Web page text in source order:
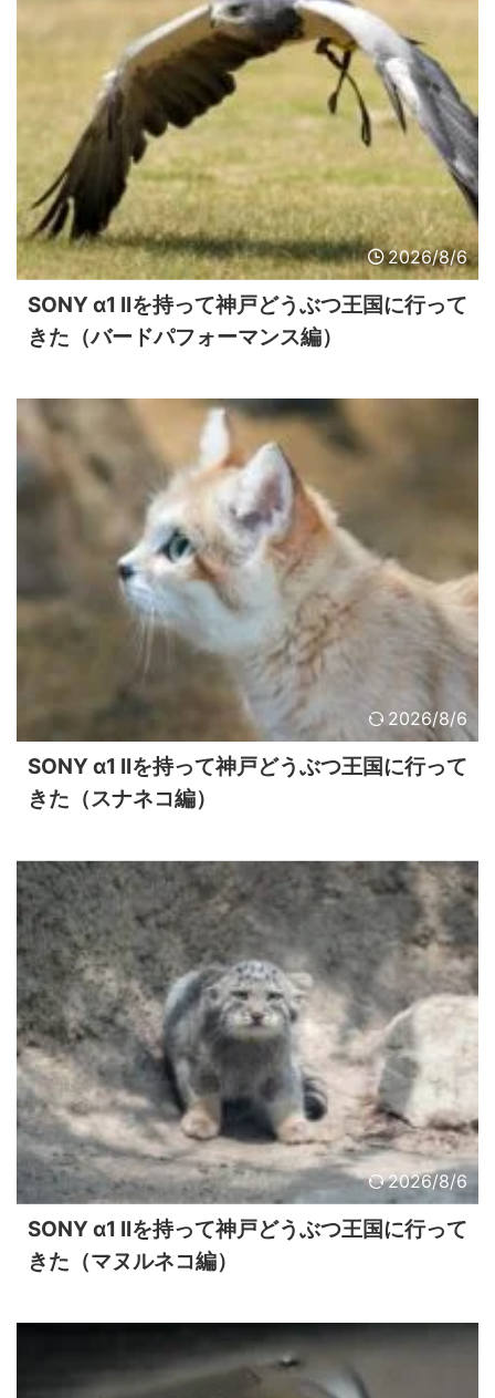
2026/8/6
SONY α1 IIを持って神戸どうぶつ王国に行って
きた（バードパフォーマンス編）
2026/8/6
SONY α1 IIを持って神戸どうぶつ王国に行って
きた（スナネコ編）
2026/8/6
SONY α1 IIを持って神戸どうぶつ王国に行って
きた（マヌルネコ編）